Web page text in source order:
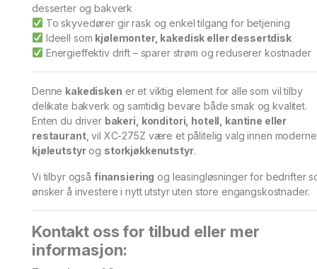
desserter og bakverk
To skyvedører gir rask og enkel tilgang for betjening
Ideell som kjølemonter, kakedisk eller dessertdisk
Energieffektiv drift – sparer strøm og reduserer kostnader
Denne kakedisken er et viktig element for alle som vil tilby
delikate bakverk og samtidig bevare både smak og kvalitet.
Enten du driver bakeri, konditori, hotell, kantine eller
restaurant, vil XC-275Z være et pålitelig valg innen moderne
kjøleutstyrog storkjøkkenutstyr.
Vi tilbyr også finansiering og leasingløsninger for bedrifter
ønsker å investere i nytt utstyr uten store engangskostnader.
Kontakt oss for tilbud eller mer
informasjon: